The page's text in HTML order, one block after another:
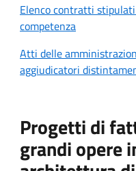
Elenco contratti
competenza
Atti delle
aggiudicatori
Progetti di
grandi opere